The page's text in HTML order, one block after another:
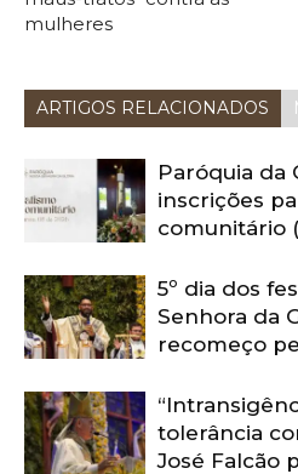
mulheres
ARTIGOS RELACIONADOS
Paróquia da
inscrições
comunitário
5º dia dos
Senhora da
recomeço
tolerância
José Falcão